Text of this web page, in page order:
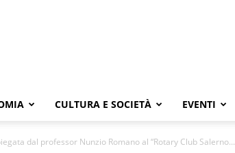
CULTURA E SOCIETÀ EVENTI
dal professor Nunzio Romano al “Rotary Club Salerno...